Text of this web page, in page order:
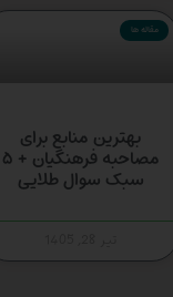
مقاله ها
بهترین منابع برای
مصاحبه فرهنگیان + ۵
سبک سوال طلایی